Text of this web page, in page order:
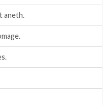
aneth.